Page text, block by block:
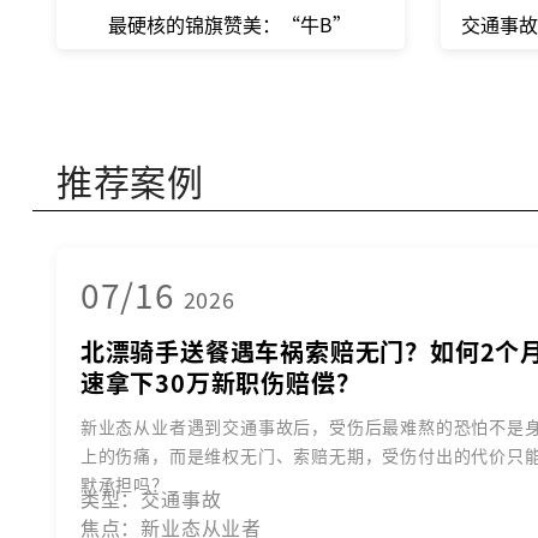
最硬核的锦旗赞美：“牛B” 交通事
推荐案例
07/16 2026
北漂骑手送餐遇车祸索赔无门？如何2个
速拿下30万新职伤赔偿？
新业态从业者遇到交通事故后，受伤后最难熬的恐怕不是
上的伤痛，而是维权无门、索赔无期，受伤付出的代价只
默承担吗？
类型：交通事故
焦点：新业态从业者